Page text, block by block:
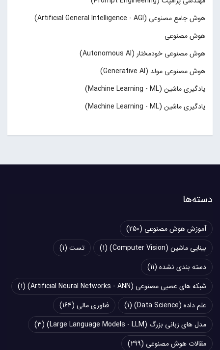
هوش جامع مصنوعی (Artificial General Intelligence - AGI)
هوش مصنوعی
هوش مصنوعی خودمختار (Autonomous AI)
هوش مصنوعی مولد (Generative AI)
یادگیری ماشین (Machine Learning - ML)
یادگیری ماشین (Machine Learning - ML)
دسته‌ها
آموزش هوش مصنوعی (250)
بینایی ماشین (Computer Vision)
(1) تست (1)
دسته بندی نشده (11)
شبکه های عصبی مصنوعی (Artificial Neural Networks - ANN)
(1)
علم داده (Data Science)
(1) فناوری مالی (164)
مدل های زبانی بزرگ (Large Language Models - LLM)
(3)
مقالات هوش مصنوعی (299)